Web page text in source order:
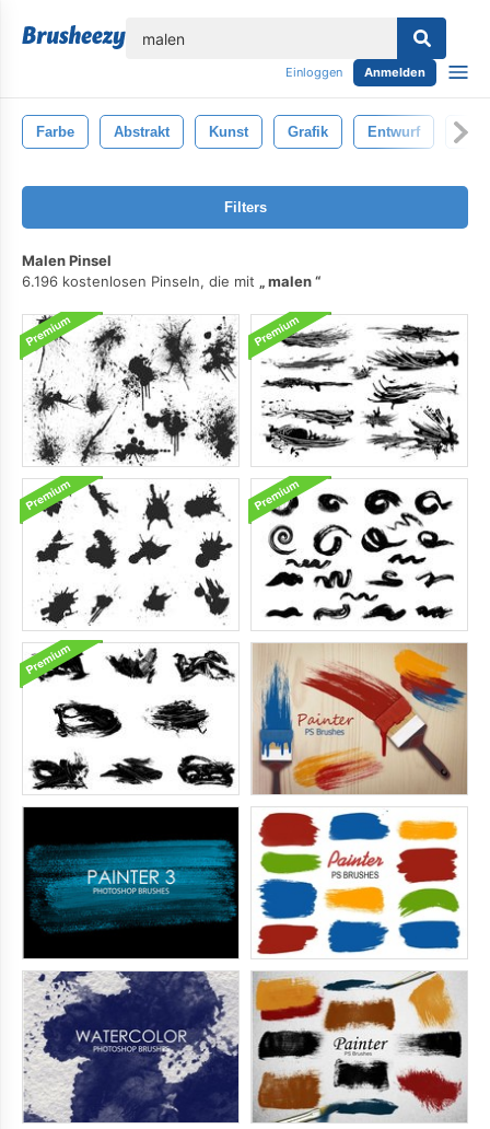
Einloggen Anmelden
Farbe Abstrakt Kunst Grafik Entwurf
Filters
Malen Pinsel
6.196 kostenlosen Pinseln, die mit
malen